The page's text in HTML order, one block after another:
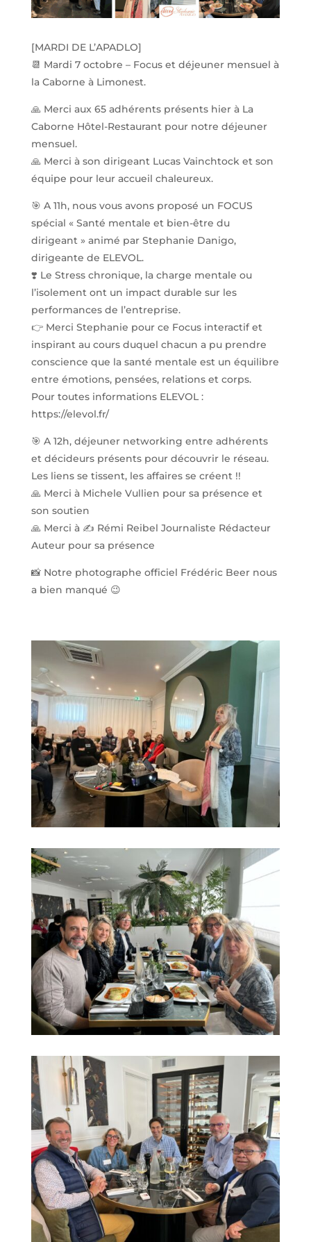
[MARDI DE L’APADLO]
📆 Mardi 7 octobre – Focus et déjeuner mensuel à
la Caborne à Limonest.
🙏 Merci aux 65 adhérents présents hier à La
Caborne Hôtel-Restaurant pour notre déjeuner
mensuel.
🙏 Merci à son dirigeant Lucas Vainchtock et son
équipe pour leur accueil chaleureux.
🎯 A 11h, nous vous avons proposé un FOCUS
spécial « Santé mentale et bien-être du
dirigeant » animé par Stephanie Danigo,
dirigeante de ELEVOL.
❣️ Le Stress chronique, la charge mentale ou
l’isolement ont un impact durable sur les
performances de l’entreprise.
👉 Merci Stephanie pour ce Focus interactif et
inspirant au cours duquel chacun a pu prendre
conscience que la santé mentale est un équilibre
entre émotions, pensées, relations et corps.
Pour toutes informations ELEVOL :
https://elevol.fr/
🎯 A 12h, déjeuner networking entre adhérents
et décideurs présents pour découvrir le réseau.
Les liens se tissent, les affaires se créent !!
🙏 Merci à Michele Vullien pour sa présence et
son soutien
🙏 Merci à ✍ Rémi Reibel Journaliste Rédacteur
Auteur pour sa présence
📸 Notre photographe officiel Frédéric Beer nous
a bien manqué 😉